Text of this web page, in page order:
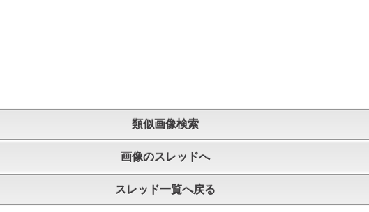
類似画像検索
画像のスレッドへ
スレッド一覧へ戻る